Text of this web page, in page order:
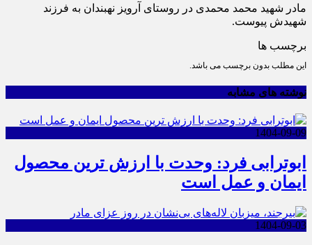
مادر شهید محمد محمدی در روستای آرویز نهبندان به فرزند
شهیدش پیوست.
برچسب ها
این مطلب بدون برچسب می باشد.
نوشته های مشابه
1404-09-09
ابوترابی فرد: وحدت با ارزش ترین محصول
ایمان و عمل است
1404-09-03